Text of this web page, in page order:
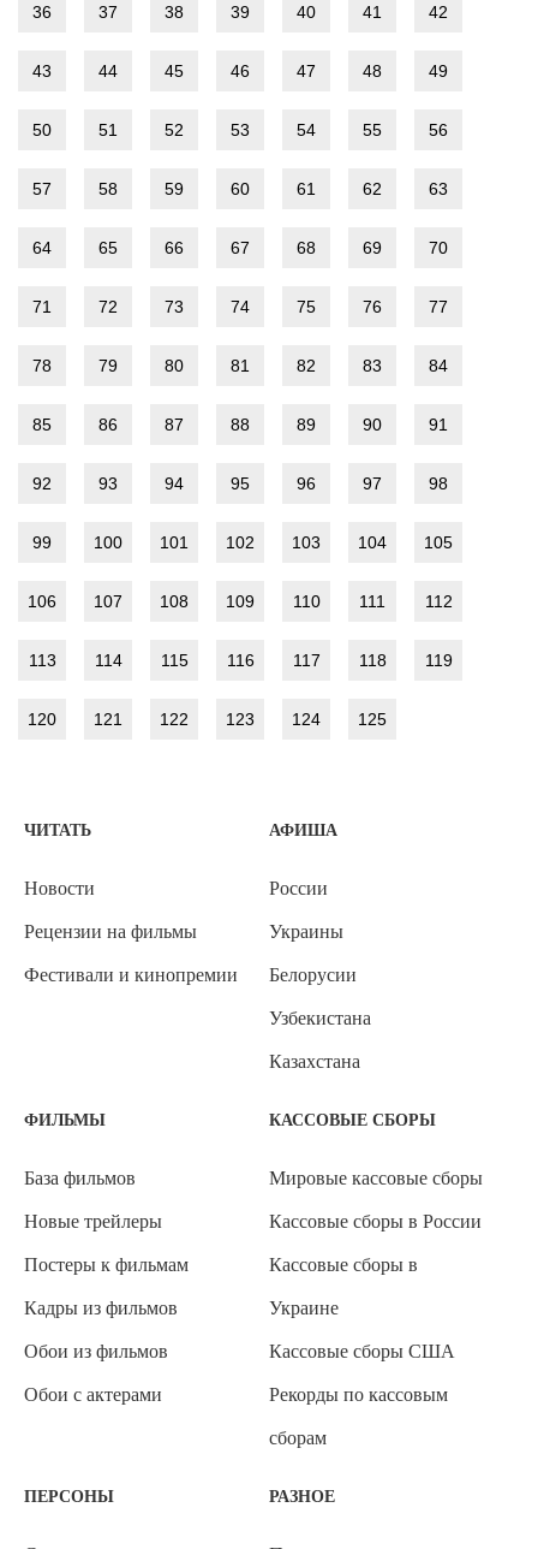
36 37 38 39 40 41 42
43 44 45 46 47 48 49
50 51 52 53 54 55 56
57 58 59 60 61 62 63
64 65 66 67 68 69 70
71 72 73 74 75 76 77
78 79 80 81 82 83 84
85 86 87 88 89 90 91
92 93 94 95 96 97 98
99 100 101 102 103 104 105
106 107 108 109 110 111 112
113 114 115 116 117 118 119
120 121 122 123 124 125
ЧИТАТЬ
Новости
Рецензии на фильмы
Фестивали и кинопремии
АФИША
России
Украины
Белорусии
Узбекистана
Казахстана
ФИЛЬМЫ
База фильмов
Новые трейлеры
Постеры к фильмам
Кадры из фильмов
Обои из фильмов
Обои с актерами
КАССОВЫЕ СБОРЫ
Мировые кассовые сборы
Кассовые сборы в России
Кассовые сборы в
Украине
Кассовые сборы США
Рекорды по кассовым
сборам
ПЕРСОНЫ РАЗНОЕ